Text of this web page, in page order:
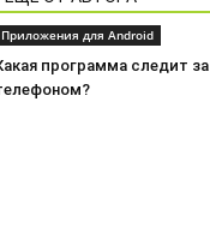
Приложения для Android
программа следит за